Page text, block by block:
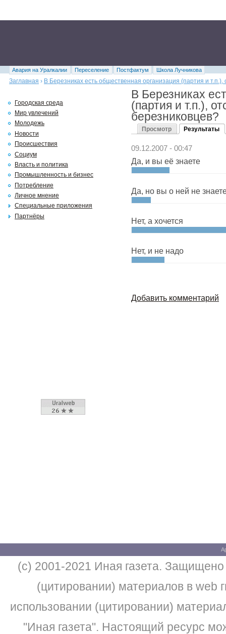
Авария на Уралкалии Переселение Постфактум
Школа Лучникова
Заглавная › В Березниках есть общественная организация (партия и
В Березниках
(партия и т.п.),
березниковцев?
Просмотр Результаты
09.12.2007 - 00:47
Да, и вы её знаете
Да, но вы о ней не
Нет, а хочется
Нет, и не надо
Добавить комментарий
Городская среда
Мир увлечений
Молодежь
Новости
Происшествия
Социум
Власть и политика
Промышленность и бизнес
Потребление
Личное мнение
Специальные приложения
Партнёры
(c) 2001-2021 Иная газета.
(цитировании) материалов в web
использовании (цитировании)
"Иная газета". Настоящий ресурс